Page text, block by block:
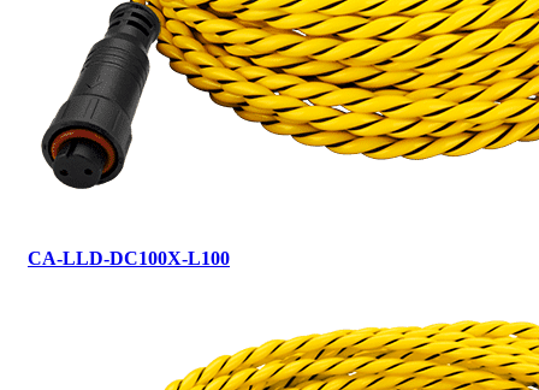
CA-LLD-DC100X-L100